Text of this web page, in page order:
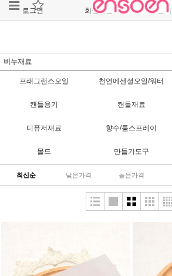
로그인 회원가입 주문조
비누재료
프래그런스오일 천연에센셜오일/워터
캔들용기 캔들재료
디퓨저재료 향수/룸스프레이
몰드 만들기도구
최신순 낮은가격 높은가격